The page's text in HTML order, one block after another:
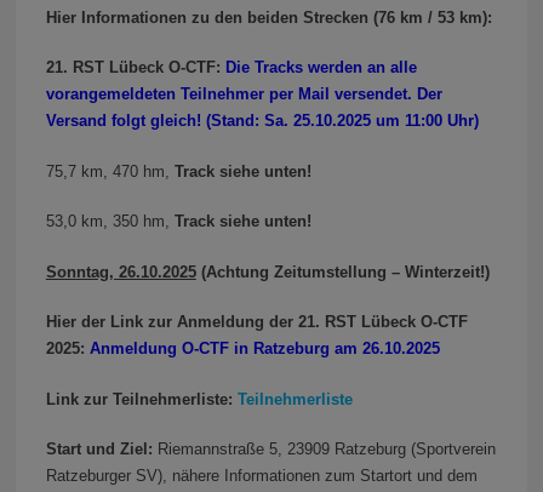
Hier Informationen zu den beiden Strecken (76 km / 53 km):
21. RST Lübeck O-CTF: Die Tracks werden an alle
vorangemeldeten Teilnehmer per Mail versendet. Der
Versand folgt gleich! (Stand: Sa. 25.10.2025 um 11:00 Uhr)
75,7 km, 470 hm, Track siehe unten!
53,0 km, 350 hm, Track siehe unten!
Sonntag, 26.10.2025 (Achtung Zeitumstellung – Winterzeit!)
Hier der Link zur Anmeldung der 21. RST Lübeck O-CTF
2025: Anmeldung O-CTF in Ratzeburg am 26.10.2025
Link zur Teilnehmerliste: Teilnehmerliste
Start und Ziel: Riemannstraße 5, 23909 Ratzeburg (Sportverein
Ratzeburger SV), nähere Informationen zum Startort und dem